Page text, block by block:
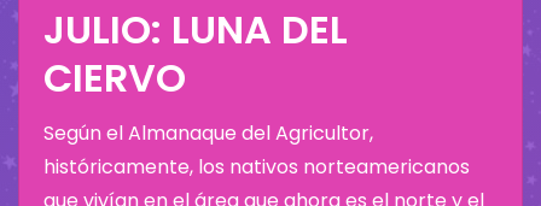
JULIO: LUNA DEL
CIERVO
Según el Almanaque del Agricultor,
históricamente, los nativos norteamericanos
que vivían en el área que ahora es el norte y el